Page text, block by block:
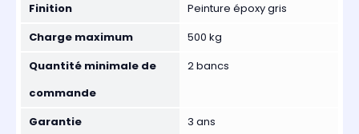
Finition
Peinture époxy gris
Charge maximum
500 kg
Quantité minimale de
commande
2 bancs
Garantie
3 ans